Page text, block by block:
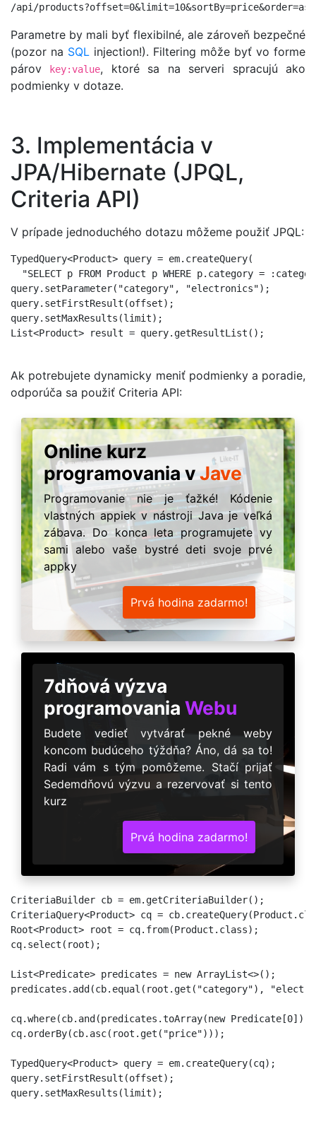
/api/
Parametre by mali byť flexibilné, ale zároveň bezpečné
(pozor na SQL injection!). Filtering môže byť vo forme
párov
key:value, ktoré sa na serveri spracujú ako
podmienky v dotaze.
3. Implementácia v
JPA/Hibernate (JPQL,
Criteria API)
V prípade jednoduchého dotazu môžeme použiť JPQL:
TypedQuery<Product> query = em.createQuery(
"SELECT p FROM Product p WHERE p.category =
query.setParameter("category", "electronics");
query.setFirstResult(offset);
query.setMaxResults(limit);
List<Product> result = query.getResultList();
Ak potrebujete dynamicky meniť podmienky a poradie,
odporúča sa použiť Criteria API:
Online kurz
programovania vJave
Programovanie nie je ťažké! Kódenie
vlastných appiek v nástroji Java je veľká
zábava. Do konca leta programujete vy
sami alebo vaše bystré deti svoje prvé
appky
Prvá hodina zadarmo!
7dňová výzva
programovania Webu
Budete vedieť vytvárať pekné weby
koncom budúceho týždňa? Áno, dá sa to!
Radi vám s tým pomôžeme. Stačí prijať
Sedemdňovú výzvu a rezervovať si tento
kurz
Prvá hodina zadarmo!
CriteriaBuilder cb = em.getCriteriaBuilder();
CriteriaQuery<Product> cq =
Root<Product> root = cq.from(Product.class);
cq.select(root);
List<Predicate> predicates = new ArrayList<>();
predicates.add(cb.equal(root.get("category"),
cq.where(cb.and(predicates.toArray(new
cq.orderBy(cb.asc(root.get("price")));
TypedQuery<Product> query = em.createQuery(cq);
query.setFirstResult(offset);
query.setMaxResults(limit);